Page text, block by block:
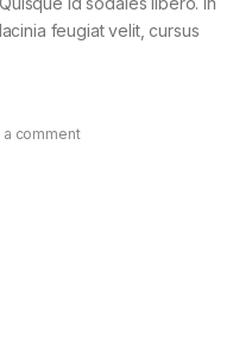
feugiat velit, cursus
a comment